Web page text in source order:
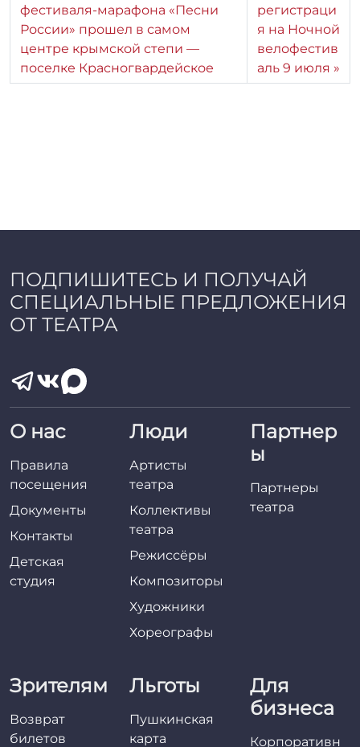
фестиваля-марафона «Песни
России» прошел в самом
центре крымской степи —
поселке Красногвардейское
регистраци
я на Ночной
велофестив
аль 9 июля
ПОДПИШИТЕСЬ И ПОЛУЧАЙ
СПЕЦИАЛЬНЫЕ ПРЕДЛОЖЕНИЯ
ОТ ТЕАТРА
О нас
Правила
посещения
Документы
Контакты
Детская
студия
Люди
Артисты
театра
Коллективы
театра
Режиссёры
Композиторы
Художники
Хореографы
Партнер
ы
Партнеры
театра
Зрителям
Возврат
билетов
Льготы
Пушкинская
карта
Для
бизнеса
Корпоративн